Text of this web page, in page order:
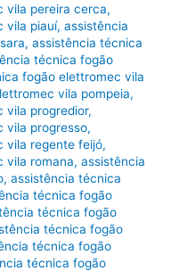
vila pereira cerca,
vila piauí,assistência
,assistência técnica
técnica fogão
fogão elettromec vila
vila pompeia,
vila progredior,
vila progresso,
vila regente feijó,
vila romana,assistência
,assistência técnica
técnica fogão
técnica fogão
técnica fogão
técnica fogão
técnica fogão